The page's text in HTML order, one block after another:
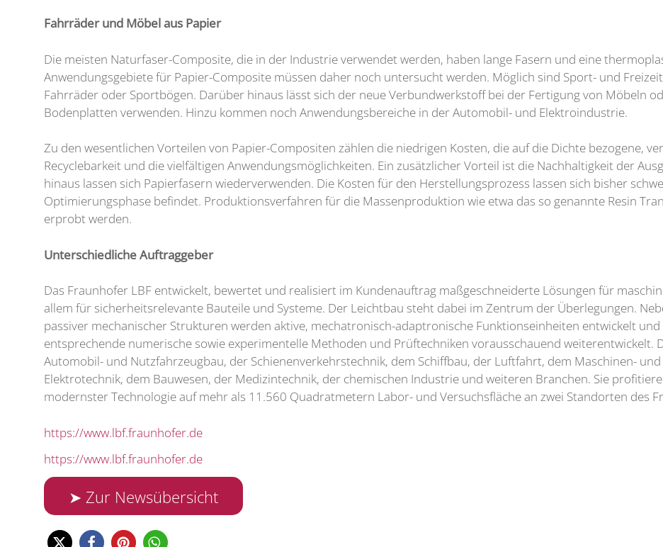
Fahrräder und Möbel aus Papier
Die meisten Naturfaser-Composite, die in der Industrie verwendet werden, haben lange Fasern und eine
Anwendungsgebiete für Papier-Composite müssen daher noch untersucht werden. Möglich sind Sport- und
Fahrräder oder Sportbögen. Darüber hinaus lässt sich der neue Verbundwerkstoff bei der Fertigung von Möbeln
Bodenplatten verwenden. Hinzu kommen noch Anwendungsbereiche in der Automobil- und Elektroindustrie.
Zu den wesentlichen Vorteilen von Papier-Compositen zählen die niedrigen Kosten, die auf die Dichte bezogene,
Recyclebarkeit und die vielfältigen Anwendungsmöglichkeiten. Ein zusätzlicher Vorteil ist die Nachhaltigkeit der
hinaus lassen sich Papierfasern wiederverwenden. Die Kosten für den Herstellungsprozess lassen sich bisher
Optimierungsphase befindet. Produktionsverfahren für die Massenproduktion wie etwa das so genannte Resin
erprobt werden.
Unterschiedliche Auftraggeber
Das Fraunhofer LBF entwickelt, bewertet und realisiert im Kundenauftrag maßgeschneiderte Lösungen für
allem für sicherheitsrelevante Bauteile und Systeme. Der Leichtbau steht dabei im Zentrum der Überlegungen.
passiver mechanischer Strukturen werden aktive, mechatronisch-adaptronische Funktionseinheiten entwickelt
entsprechende numerische sowie experimentelle Methoden und Prüftechniken vorausschauend weiterentwickelt.
Automobil- und Nutzfahrzeugbau, der Schienenverkehrstechnik, dem Schiffbau, der Luftfahrt, dem Maschinen-
Elektrotechnik, dem Bauwesen, der Medizintechnik, der chemischen Industrie und weiteren Branchen. Sie
modernster Technologie auf mehr als 11.560 Quadratmetern Labor- und Versuchsfläche an zwei Standorten des
https://www.lbf.fraunhofer.de
https://www.lbf.fraunhofer.de
➤ Zur Newsübersicht